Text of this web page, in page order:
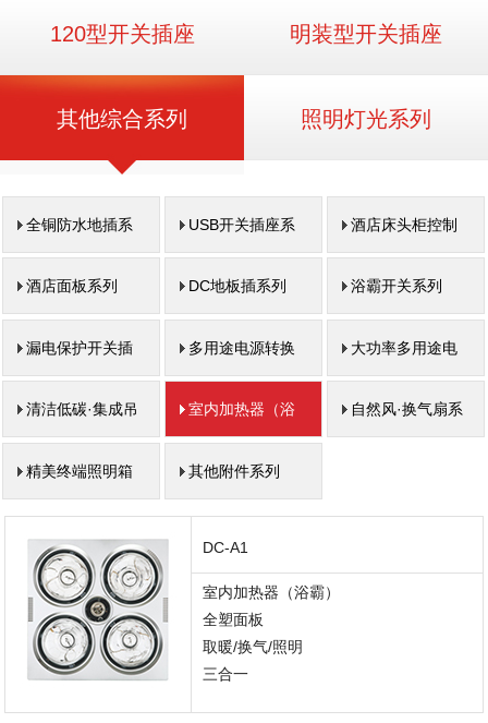
120型开关插座 明装型开关插座
其他综合系列 照明灯光系列
全铜防水地插系
列
USB开关插座系
列
酒店床头柜控制
开关系列
酒店面板系列 DC地板插系列 浴霸开关系列
漏电保护开关插
座系列
多用途电源转换
器插座系列
大功率多用途电
源转换器插座系列
清洁低碳·集成吊
顶系列
室内加热器（浴
霸）系列
自然风·换气扇系
精美终端照明箱 其他附件系列
DC-A1
室内加热器（浴霸）
全塑面板
取暖/换气/照明
三合一